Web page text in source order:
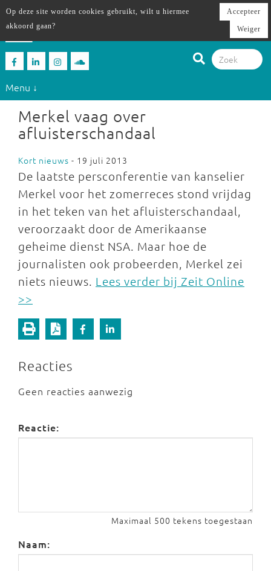
Menu ↓
Merkel vaag over
afluisterschandaal
Kort nieuws - 19 juli 2013
De laatste persconferentie van kanselier
Merkel voor het zomerreces stond vrijdag
in het teken van het afluisterschandaal,
veroorzaakt door de Amerikaanse
geheime dienst NSA. Maar hoe de
journalisten ook probeerden, Merkel zei
niets nieuws. Lees verder bij Zeit Online
>>
Reacties
Geen reacties aanwezig
Reactie:
Maximaal 500 tekens toegestaan
Naam:
Op deze site worden cookies gebruikt, wilt u hiermee
akkoord gaan?
Accepteer
Weiger